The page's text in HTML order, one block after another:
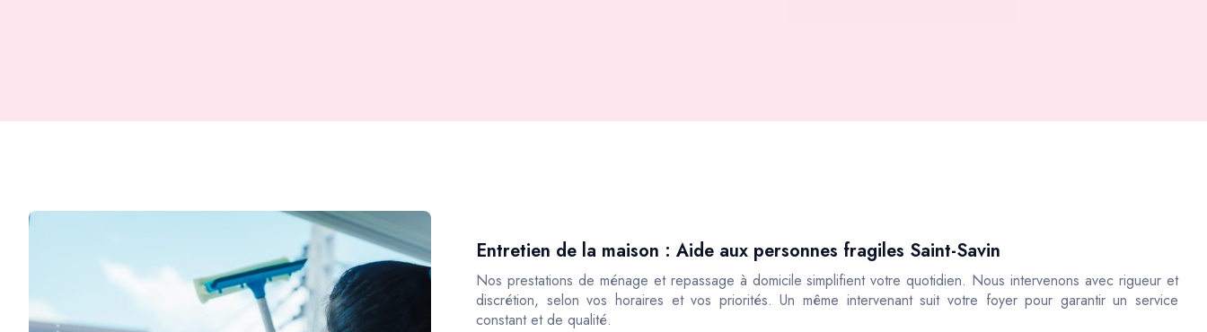
Entretien de la maison : Aide aux personnes fragiles Saint-Savin
Nos prestations de ménage et repassage à domicile simplifient votre quotidien. Nous intervenons avec rigueur et
discrétion, selon vos horaires et vos priorités. Un même intervenant suit votre foyer pour garantir un service
constant et de qualité.